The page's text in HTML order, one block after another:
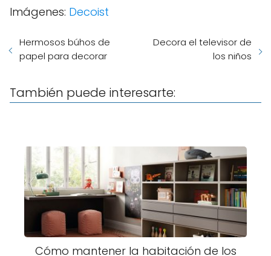
Imágenes: Decoist
Hermosos búhos de
papel para decorar
Decora el televisor de
los niños
También puede interesarte:
Cómo mantener la habitación de los